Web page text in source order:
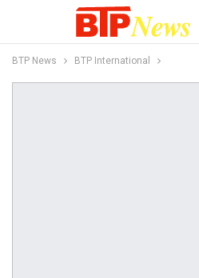
BTP News BTP International